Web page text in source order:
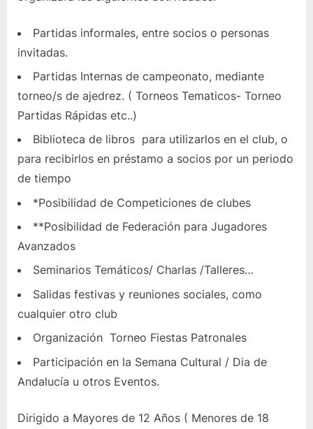
Partidas informales, entre socios o personas
invitadas.
Partidas Internas de campeonato, mediante
torneo/s de ajedrez. ( Torneos Tematicos- Torneo
Partidas Rápidas etc..)
Biblioteca de libros para utilizarlos en el club, o
para recibirlos en préstamo a socios por un periodo
de tiempo
*Posibilidad de Competiciones de clubes
**Posibilidad de Federación para Jugadores
Avanzados
Seminarios Temáticos/ Charlas /Talleres…
Salidas festivas y reuniones sociales, como
cualquier otro club
Organización Torneo Fiestas Patronales
Participación en la Semana Cultural / Dia de
Andalucía u otros Eventos.
Dirigido a Mayores de 12 Años ( Menores de 18